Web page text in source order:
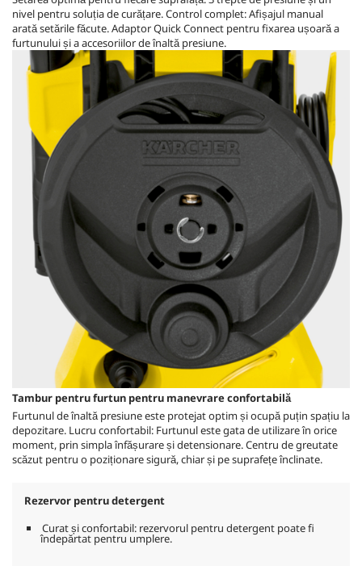
nivel pentru soluția de curățare. Control complet: Afișajul manual
arată setările făcute. AdaptorQuick Connect pentru fixarea ușoară a
furtunului și a accesoriilor de înaltă presiune.
Tambur pentru furtun pentru manevrare confortabilă
Furtunul de înaltă presiune este protejat optim și ocupă puțin spațiu la
depozitare. Lucru confortabil: Furtunul este gata de utilizare în orice
moment, prin simpla înfășurare și detensionare. Centru de greutate
scăzut pentru o poziționare sigură, chiar și pe suprafețe înclinate.
Rezervor pentru detergent
Curat și confortabil: rezervorul pentru detergent poate fi
îndepărtat pentru umplere.